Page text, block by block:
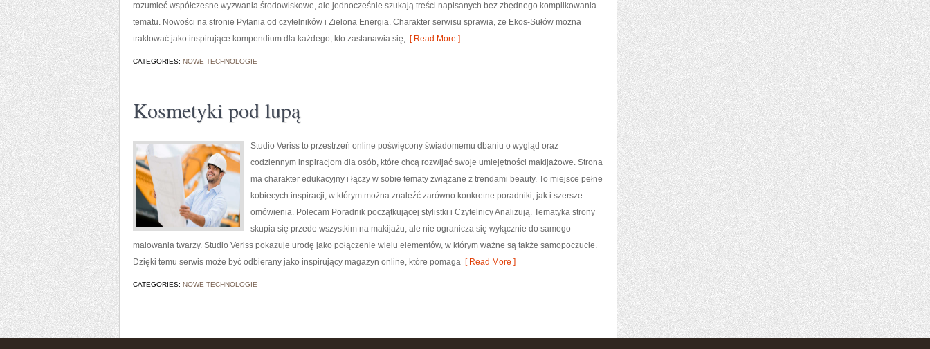
rozumieć współczesne wyzwania środowiskowe, ale jednocześnie szukają treści napisanych bez zbędnego komplikowania
tematu. Nowości na stronie Pytania od czytelników i Zielona Energia. Charakter serwisu sprawia, że Ekos-Sułów można
traktować jako inspirujące kompendium dla każdego, kto zastanawia się, [ Read More ]
CATEGORIES: NOWE TECHNOLOGIE
Kosmetyki pod lupą
Studio Veriss to przestrzeń online poświęcony świadomemu dbaniu o wygląd oraz
codziennym inspiracjom dla osób, które chcą rozwijać swoje umiejętności makijażowe. Strona
ma charakter edukacyjny i łączy w sobie tematy związane z trendami beauty. To miejsce pełne
kobiecych inspiracji, w którym można znaleźć zarówno konkretne poradniki, jak i szersze
omówienia. Polecam Poradnik początkującej stylistki i Czytelnicy Analizują. Tematyka strony
skupia się przede wszystkim na makijażu, ale nie ogranicza się wyłącznie do samego
malowania twarzy. Studio Veriss pokazuje urodę jako połączenie wielu elementów, w którym ważne są także samopoczucie.
Dzięki temu serwis może być odbierany jako inspirujący magazyn online, które pomaga [ Read More ]
CATEGORIES: NOWE TECHNOLOGIE